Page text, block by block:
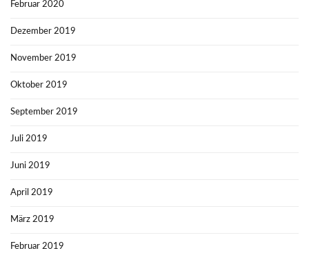
Februar 2020
Dezember 2019
November 2019
Oktober 2019
September 2019
Juli 2019
Juni 2019
April 2019
März 2019
Februar 2019